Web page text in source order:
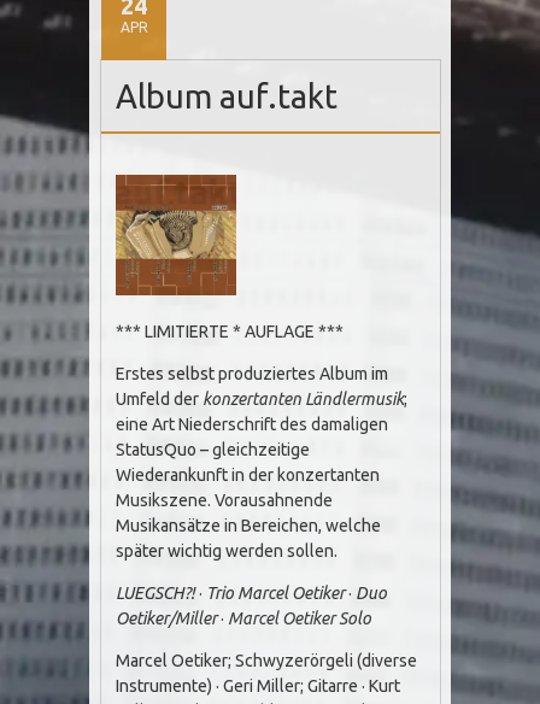
APR
Album auf.takt
*** LIMITIERTE * AUFLAGE ***
Erstes selbst produziertes Album im
Umfeld der konzertanten Ländlermusik;
eine Art Niederschrift des damaligen
StatusQuo – gleichzeitige
Wiederankunft in der konzertanten
Musikszene. Vorausahnende
Musikansätze in Bereichen, welche
später wichtig werden sollen.
LUEGSCH?!· Trio Marcel Oetiker· Duo
Oetiker/Miller· Marcel Oetiker Solo
Marcel Oetiker; Schwyzerörgeli (diverse
Instrumente) · Geri Miller; Gitarre · Kurt